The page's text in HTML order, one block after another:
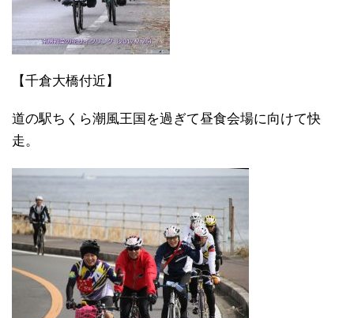
【千倉大橋付近】
道の駅ちくら潮風王国を過ぎて昼食会場に向けて快
走。